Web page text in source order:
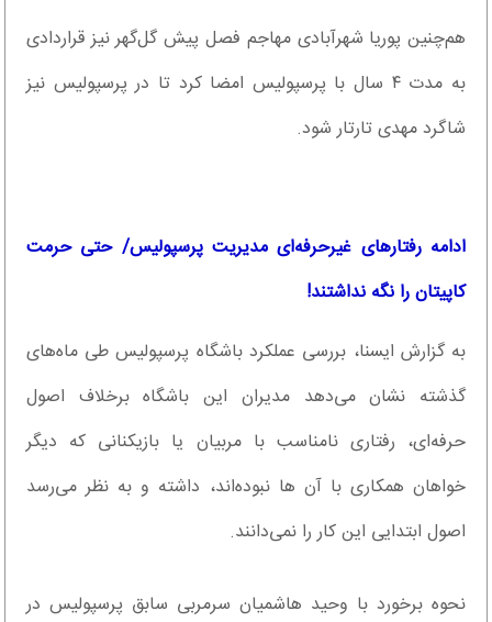
هم‌چنین پوریا شهرآبادی مهاجم فصل پیش گل‌گهر نیز قراردادی
به مدت ۴ سال با پرسپولیس امضا کرد تا در پرسپولیس نیز
شاگرد مهدی تارتار شود.
ادامه رفتارهای غیرحرفه‌ای مدیریت پرسپولیس/ حتی حرمت
کاپیتان را نگه نداشتند!
به گزارش ایسنا، بررسی عملکرد باشگاه پرسپولیس طی ماه‌های
گذشته نشان می‌دهد مدیران این باشگاه برخلاف اصول
حرفه‌ای، رفتاری نامناسب با مربیان یا بازیکنانی که دیگر
خواهان همکاری با آن ها نبوده‌اند، داشته و به نظر می‌رسد
اصول ابتدایی این کار را نمی‌دانند.
نحوه برخورد با وحید هاشمیان سرمربی سابق پرسپولیس در